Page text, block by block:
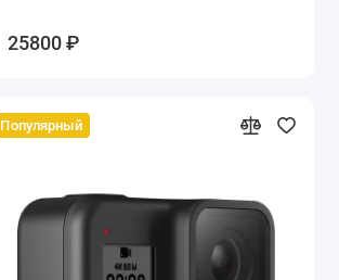
25800 ₽
Популярный